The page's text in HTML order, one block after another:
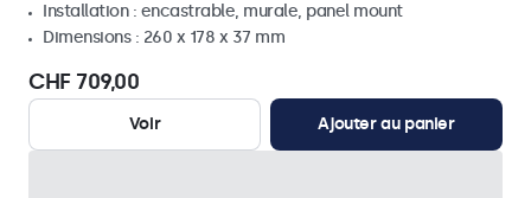
Installation : encastrable, murale, panel mount
Dimensions : 260 x 178 x 37 mm
CHF 709,00
Voir Ajouter au panier